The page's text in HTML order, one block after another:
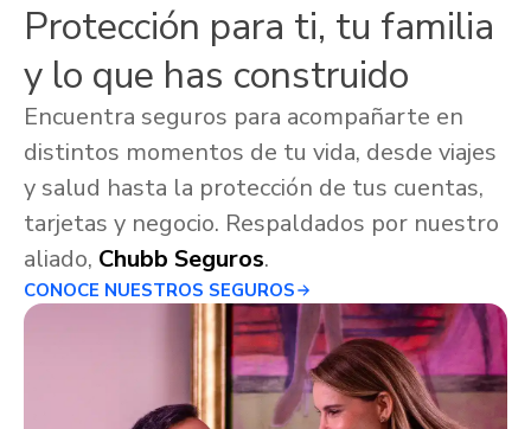
Protección para ti, tu familia
y lo que has construido
Encuentra seguros para acompañarte en
distintos momentos de tu vida, desde viajes
y salud hasta la protección de tus cuentas,
tarjetas y negocio. Respaldados por nuestro
aliado, Chubb Seguros.
CONOCE NUESTROS SEGUROS